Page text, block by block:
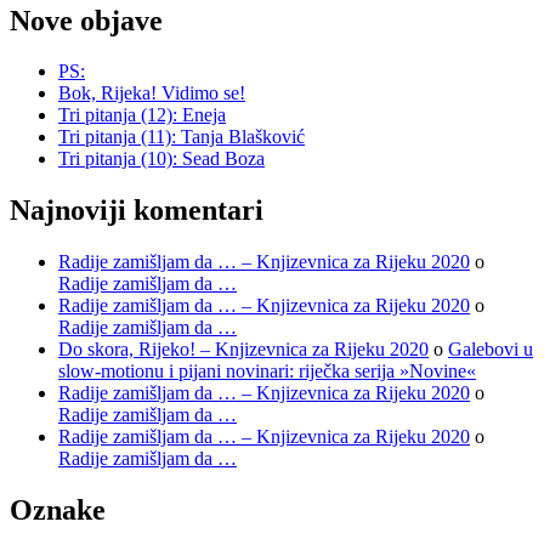
Nove objave
PS:
Bok, Rijeka! Vidimo se!
Tri pitanja (12): Eneja
Tri pitanja (11): Tanja Blašković
Tri pitanja (10): Sead Boza
Najnoviji komentari
Radije zamišljam da … – Knjizevnica za Rijeku 2020 o
Radije zamišljam da …
Radije zamišljam da … – Knjizevnica za Rijeku 2020 o
Radije zamišljam da …
Do skora, Rijeko! – Knjizevnica za Rijeku 2020 o Galebovi u
slow-motionu i pijani novinari: riječka serija »Novine«
Radije zamišljam da … – Knjizevnica za Rijeku 2020 o
Radije zamišljam da …
Radije zamišljam da … – Knjizevnica za Rijeku 2020 o
Radije zamišljam da …
Oznake